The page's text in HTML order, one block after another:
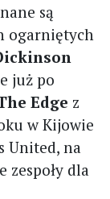
są
ogarniętych
już po
Edge z
w Kijowie
United, na
dla